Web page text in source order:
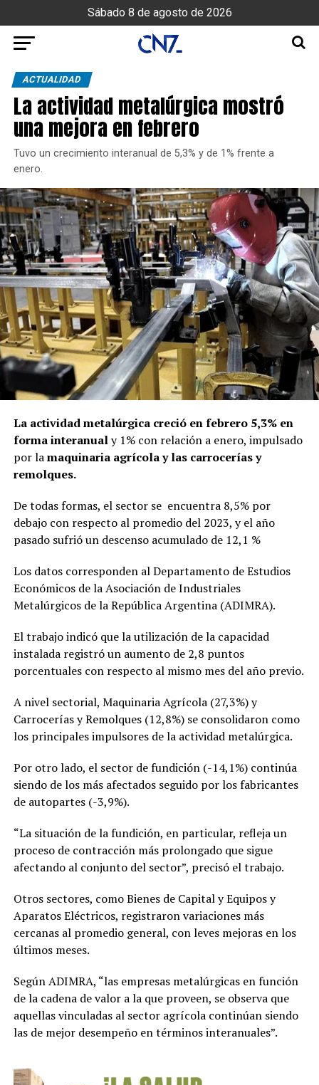
Sábado 8 de agosto de 2026
ACTUALIDAD
La actividad metalúrgica mostró
una mejora en febrero
Tuvo un crecimiento interanual de 5,3% y de 1% frente a
enero.
La actividad metalúrgica creció en febrero 5,3% en
forma interanualy 1% con relación a enero, impulsado
por lamaquinaria agrícola y las carrocerías y
remolques.
De todas formas, el sector se encuentra 8,5% por
debajo con respecto al promedio del 2023, y el año
pasado sufrió un descenso acumulado de 12,1 %
Los datos corresponden al Departamento de Estudios
Económicos de la Asociación de Industriales
Metalúrgicos de la República Argentina (ADIMRA).
El trabajo indicó que la utilización de la capacidad
instalada registró un aumento de 2,8 puntos
porcentuales con respecto al mismo mes del año previo.
A nivel sectorial, Maquinaria Agrícola (27,3%) y
Carrocerías y Remolques (12,8%) se consolidaron como
los principales impulsores de la actividad metalúrgica.
Por otro lado, el sector de fundición (-14,1%) continúa
siendo de los más afectados seguido por los fabricantes
de autopartes (-3,9%).
“La situación de la fundición, en particular, refleja un
proceso de contracción más prolongado que sigue
afectando al conjunto del sector”, precisó el trabajo.
Otros sectores, como Bienes de Capital y Equipos y
Aparatos Eléctricos, registraron variaciones más
cercanas al promedio general, con leves mejoras en los
últimos meses.
Según ADIMRA, “las empresas metalúrgicas en función
de la cadena de valor a la que proveen, se observa que
aquellas vinculadas al sector agrícola continúan siendo
las de mejor desempeño en términos interanuales”.